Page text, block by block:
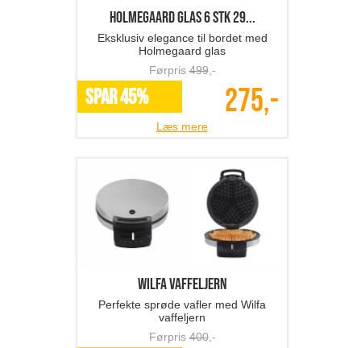
Holmegaard glas 6 stk 29...
Eksklusiv elegance til bordet med
Holmegaard glas
Førpris499,-
SPAR 45% 275,-
Læs mere
Wilfa vaffeljern
Perfekte sprøde vafler med Wilfa
vaffeljern
Førpris400,-